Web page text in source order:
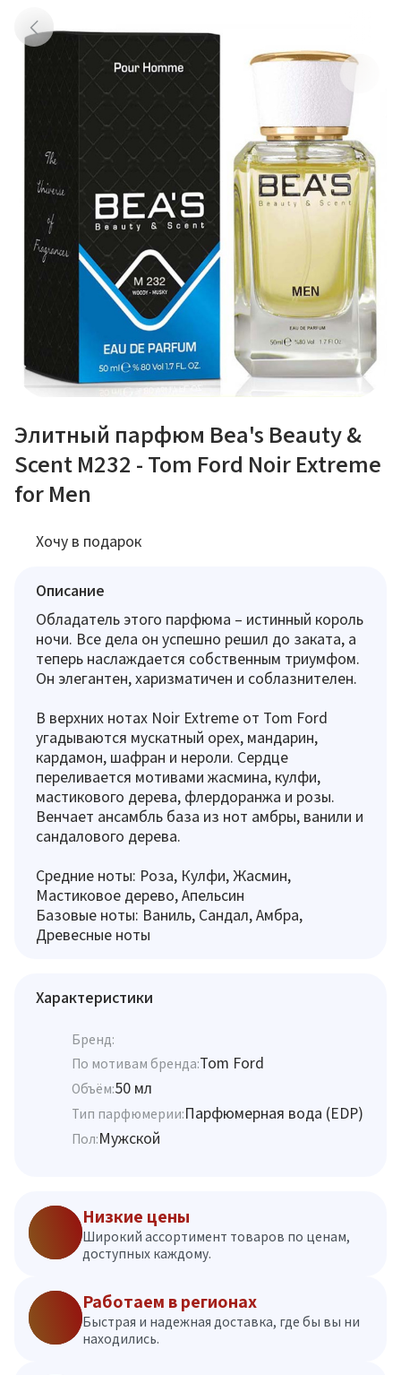
Элитный парфюм Bea's Beauty &
Scent M232 - Tom Ford Noir Extreme
for Men
Хочу в подарок
Описание
Обладатель этого парфюма – истинный король
ночи. Все дела он успешно решил до заката, а
теперь наслаждается собственным триумфом.
Он элегантен, харизматичен и соблазнителен.
В верхних нотах Noir Extreme от Tom Ford
угадываются мускатный орех, мандарин,
кардамон, шафран и нероли. Сердце
переливается мотивами жасмина, кулфи,
мастикового дерева, флердоранжа и розы.
Венчает ансамбль база из нот амбры, ванили и
сандалового дерева.
Средние ноты: Роза, Кулфи, Жасмин,
Мастиковое дерево, Апельсин
Базовые ноты: Ваниль, Сандал, Амбра,
Древесные ноты
Характеристики
Бренд:
По мотивам бренда:Tom Ford
Объём:50 мл
Тип парфюмерии:Парфюмерная вода (EDP)
Пол:Мужской
Низкие цены
Широкий ассортимент товаров по ценам,
доступных каждому.
Работаем в регионах
Быстрая и надежная доставка, где бы вы ни
находились.